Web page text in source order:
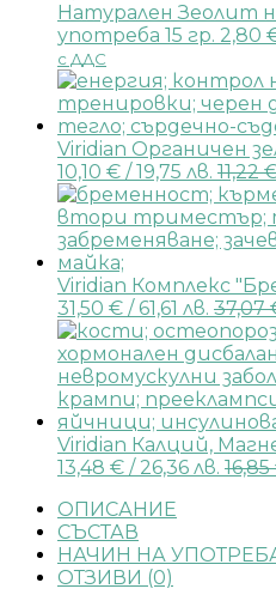
Натурален Зеолит
употреба 15 гр. 2,80
с ДДС
Viridian Органичен
10,10 € / 19,75 лв. 11,22
Viridian Комплекс
31,50 € / 61,61 лв. 37,07
Viridian Калций,
13,48 € / 26,36 лв. 16,85
ОПИСАНИЕ
СЪСТАВ
НАЧИН НА
ОТЗИВИ (0)